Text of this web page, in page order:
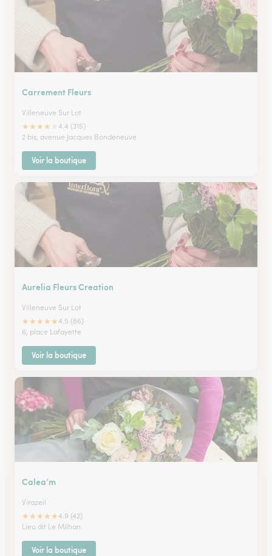
Carrement Fleurs
Villeneuve Sur Lot
★★★★
4.4 (315)
2 bis, avenue Jacques Bondeneuve
Voir la boutique
Aurelia Fleurs Creation
Villeneuve Sur Lot
★★★★★4.5 (86)
6, place Lafayette
Voir la boutique
Calea’m
Virazeil
★★★★★4.9 (42)
Lieu dit Le Milhan
Voir la boutique